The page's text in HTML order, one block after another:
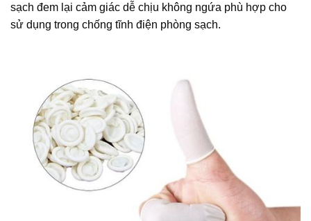
sạch đem lại cảm giác dễ chịu không ngứa phù hợp cho
sử dụng trong chống tĩnh điện phòng sạch.